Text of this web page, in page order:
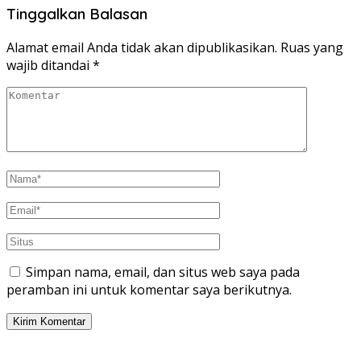
Tinggalkan Balasan
Alamat email Anda tidak akan dipublikasikan. Ruas yang
wajib ditandai *
Simpan nama, email, dan situs web saya pada
peramban ini untuk komentar saya berikutnya.